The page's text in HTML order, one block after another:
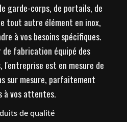
garde-corps, de portails, de
tout autre élément en inox,
à vos besoins spécifiques.
fabrication équipé des
l'entreprise est en mesure de
sur mesure, parfaitement
à vos attentes.
de qualité